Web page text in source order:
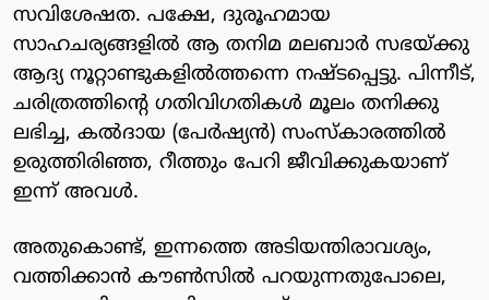
സവിശേഷത. പക്ഷേ, ദുരൂഹമായ
സാഹചര്യങ്ങളില്‍ ആ തനിമ മലബാര്‍ സഭയ്ക്കു
ആദ്യ നൂറ്റാണ്ടുകളില്‍ത്തന്നെ നഷ്ടപ്പെട്ടു. പിന്നീട്,
ചരിത്രത്തിന്റെ ഗതിവിഗതികള്‍ മൂലം തനിക്കു
ലഭിച്ച, കല്‍ദായ (പേര്‍ഷ്യന്‍) സംസ്‌കാരത്തില്‍
ഉരുത്തിരിഞ്ഞ, റീത്തും പേറി ജീവിക്കുകയാണ്
ഇന്ന് അവള്‍.
അതുകൊണ്ട്, ഇന്നത്തെ അടിയന്തിരാവശ്യം,
വത്തിക്കാന്‍ കൗണ്‍സില്‍ പറയുന്നതുപോലെ,